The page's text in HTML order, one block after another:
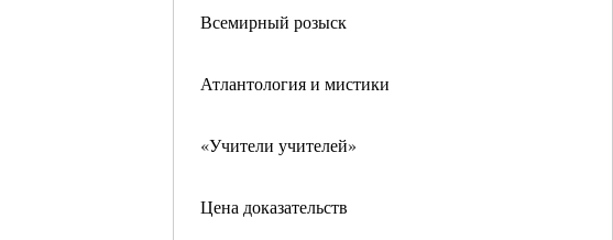
Всемирный розыск
Атлантология и мистики
«Учители учителей»
Цена доказательств